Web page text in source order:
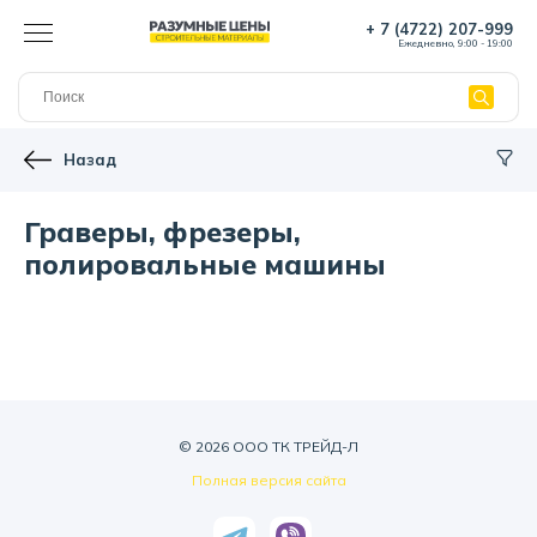
+ 7 (4722) 207-999
Ежедневно, 9:00 - 19:00
Назад
Граверы, фрезеры,
полировальные машины
© 2026 ООО ТК ТРЕЙД-Л
Полная версия сайта